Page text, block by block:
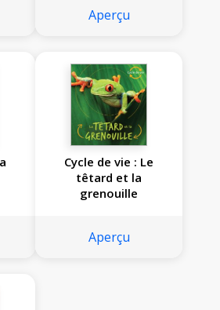
Aperçu
Cycle de vie : Le
têtard et la
grenouille
Aperçu